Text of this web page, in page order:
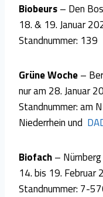
Biobeurs– Den
18. & 19. Januar
Standnummer: 139
Grüne Woche–
nur am 28. Januar
Standnummer: am
Niederrhein und
Biofach– Nürnberg
14. bis 19. Februar
Standnummer: 7-